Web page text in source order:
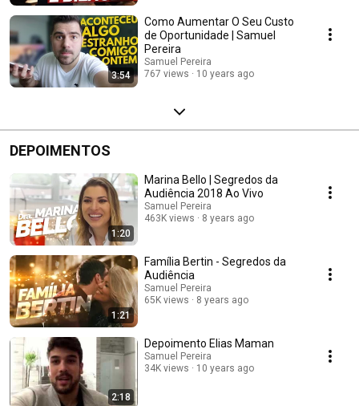
3:54
Como Aumentar O Seu Custo
de Oportunidade | Samuel
Pereira
Samuel Pereira
767 views
10 years ago
DEPOIMENTOS
1:20
Marina Bello | Segredos da
Audiência 2018 Ao Vivo
Samuel Pereira
463K views
8 years ago
1:21
Família Bertin - Segredos da
Audiência
Samuel Pereira
65K views
8 years ago
2:18
Depoimento Elias Maman
Samuel Pereira
34K views
10 years ago